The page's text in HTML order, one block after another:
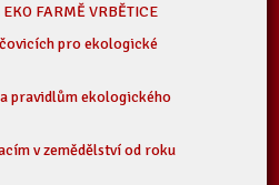
FARMĚ VRBĚTICE
pro ekologické
pravidlům ekologického
v zemědělství od roku